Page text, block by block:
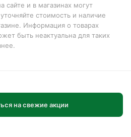
сайте и в магазинах могут
стоимость и наличие
Информация о товарах
быть неактуальна для таких
на свежие акции